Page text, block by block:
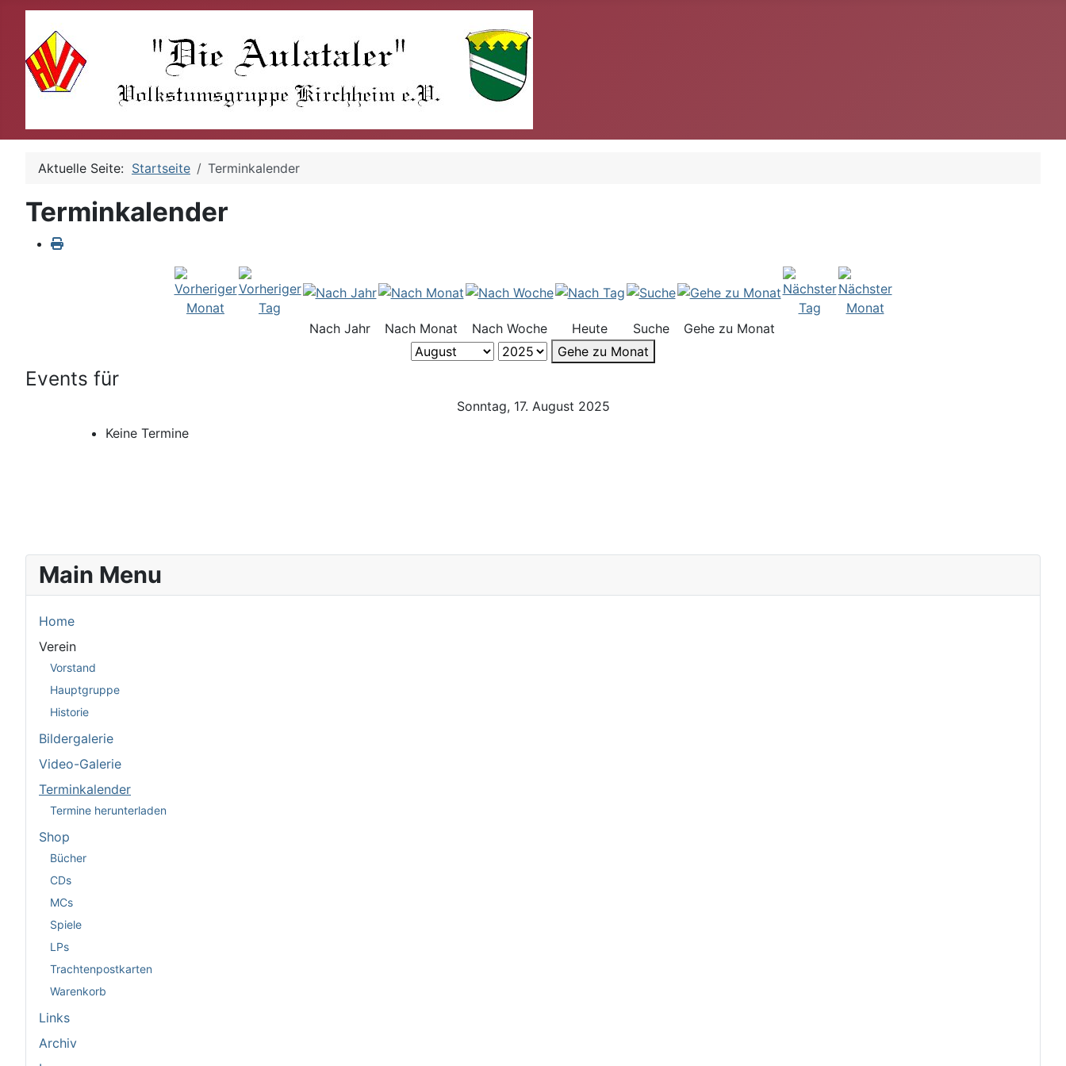
Aktuelle Seite: Startseite Terminkalender
Terminkalender
Nach Jahr Nach Monat Nach Woche Heute Suche
Gehe zu Monat
Gehe zu Monat
Events für
Sonntag, 17. August 2025
Keine Termine
Main Menu
Home
Verein
Vorstand
Hauptgruppe
Historie
Bildergalerie
Video-Galerie
Terminkalender
Termine herunterladen
Shop
Bücher
CDs
MCs
Spiele
LPs
Trachtenpostkarten
Warenkorb
Links
Archiv